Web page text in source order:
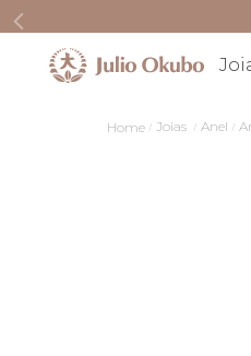
Joias Anel